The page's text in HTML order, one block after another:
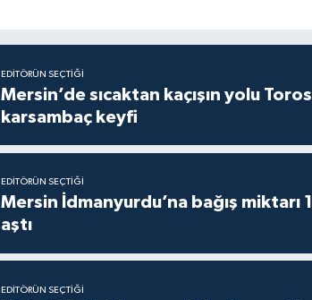
EDITÖRÜN SEÇTIĞI
Mersin’de sıcaktan kaçışın yolu
karsambaç keyfi
EDITÖRÜN SEÇTIĞI
Mersin İdmanyurdu’na bağış miktarı
aştı
EDITÖRÜN SEÇTIĞI